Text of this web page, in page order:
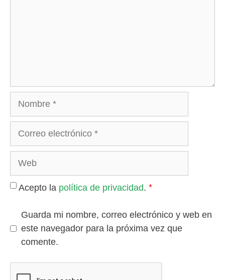
Nombre
Acepto la política de privacidad. *
Guarda mi nombre, correo electrónico y web en
este navegador para la próxima vez que
comente.